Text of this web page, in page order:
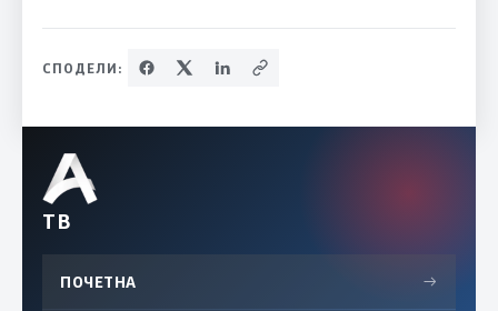
СПОДЕЛИ:
ТВ
ПОЧЕТНА →